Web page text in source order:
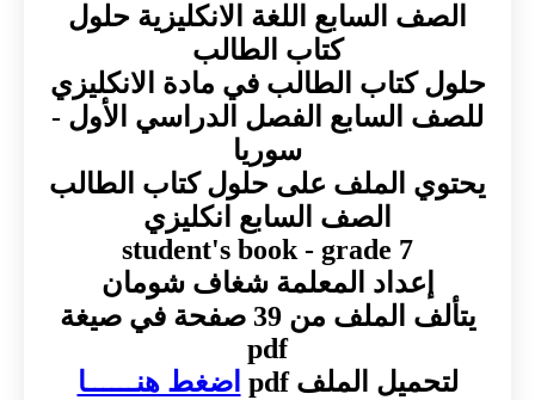
الصف السابع اللغة الانكليزية حلول
كتاب الطالب
حلول كتاب الطالب في مادة الانكليزي
للصف السابع الفصل الدراسي الأول -
سوريا
يحتوي الملف على حلول كتاب الطالب
الصف السابع انكليزي
student's book - grade 7
إعداد المعلمة شغاف شومان
يتألف الملف من 39 صفحة في صيغة
pdf
لتحميل الملف pdf
اضغط هنــــــا